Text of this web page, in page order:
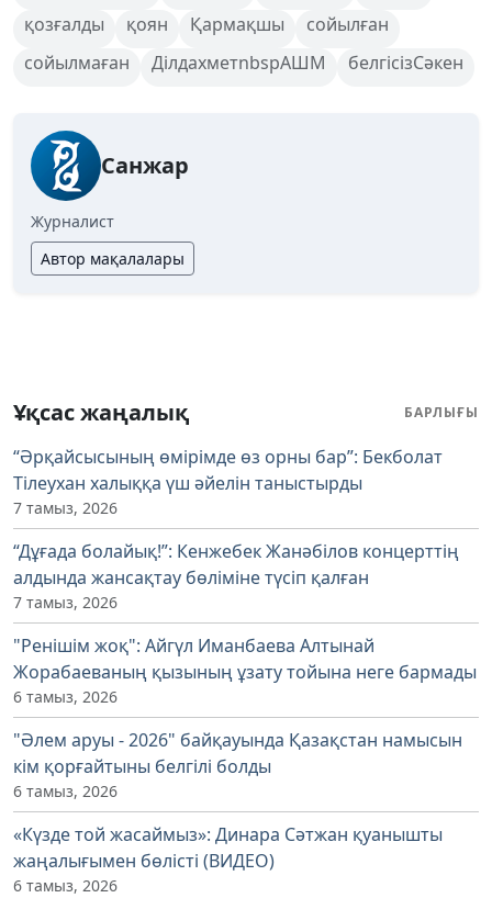
қозғалды
қоян Қармақшы
сойылған
сойылмаған
ДілдахметnbspАШМ белгісізСәкен
Санжар
Журналист
Автор мақалалары
Ұқсас жаңалық БАРЛЫҒЫ
“Әрқайсысының өмірімде өз орны бар”: Бекболат
Тілеухан халыққа үш әйелін таныстырды
7 тамыз, 2026
“Дұғада болайық!”: Кенжебек Жанәбілов концерттің
алдында жансақтау бөліміне түсіп қалған
7 тамыз, 2026
"Ренішім жоқ": Айгүл Иманбаева Алтынай
Жорабаеваның қызының ұзату тойына неге бармады
6 тамыз, 2026
"Әлем аруы - 2026" байқауында Қазақстан намысын
кім қорғайтыны белгілі болды
6 тамыз, 2026
«Күзде той жасаймыз»: Динара Сәтжан қуанышты
жаңалығымен бөлісті (ВИДЕО)
6 тамыз, 2026